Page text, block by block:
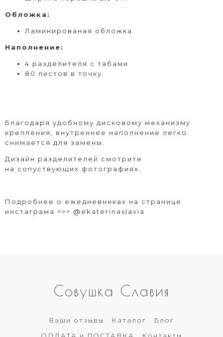
Обложка:
Ламинированая обложка
Наполнение:
4 разделителя с табами
80 листов в точку
Благодаря удобному дисковому механизму
крепления, внутреннее наполнение легко
снимается для замены.
Дизайн разделителей смотрите
на сопуствующих фотографиях.
Подробнее о ежедневниках на странице
инстаграма >>> @ekaterinaslavia
Совушка Славия
Ваши отзывы Каталог
Блог
ОПЛАТА и ДОСТАВКА
Контакты